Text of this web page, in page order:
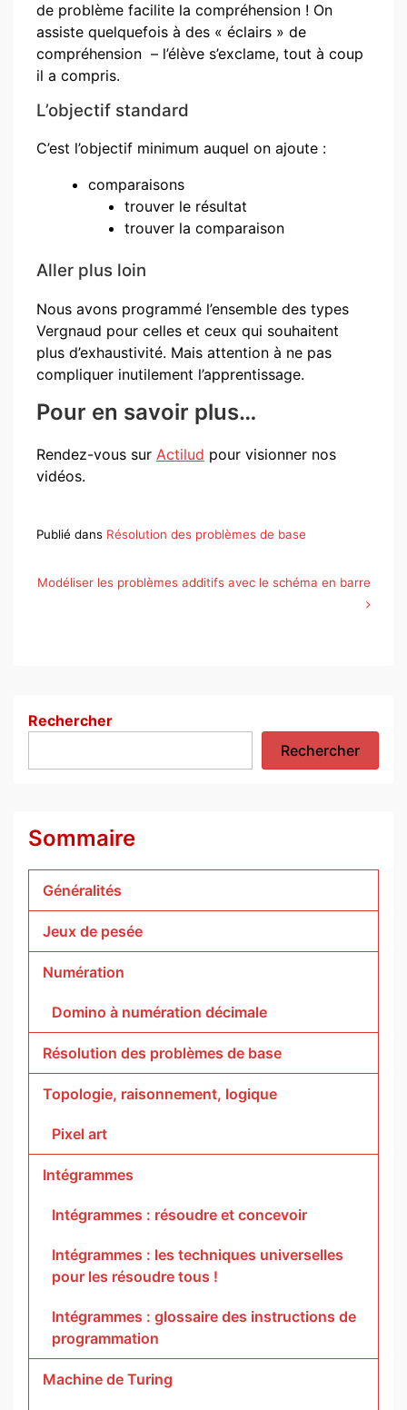
de problème facilite la compréhension ! On
assiste quelquefois à des « éclairs » de
compréhension – l’élève s’exclame, tout à coup
il a compris.
L’objectif standard
C’est l’objectif minimum auquel on ajoute :
comparaisons
trouver le résultat
trouver la comparaison
Aller plus loin
Nous avons programmé l’ensemble des types
Vergnaud pour celles et ceux qui souhaitent
plus d’exhaustivité. Mais attention à ne pas
compliquer inutilement l’apprentissage.
Pour en savoir plus…
Rendez-vous sur Actilud pour visionner nos
vidéos.
Publié dans Résolution des problèmes de base
Navigation
Modéliser les problèmes additifs avec le schéma en barre
Rechercher
Rechercher
Sommaire
Généralités
Jeux de pesée
Numération
Domino à numération décimale
Résolution des problèmes de base
Topologie, raisonnement, logique
Pixel art
Intégrammes
Intégrammes : résoudre et concevoir
Intégrammes : les techniques universelles
pour les résoudre tous !
Intégrammes : glossaire des instructions de
programmation
Machine de Turing